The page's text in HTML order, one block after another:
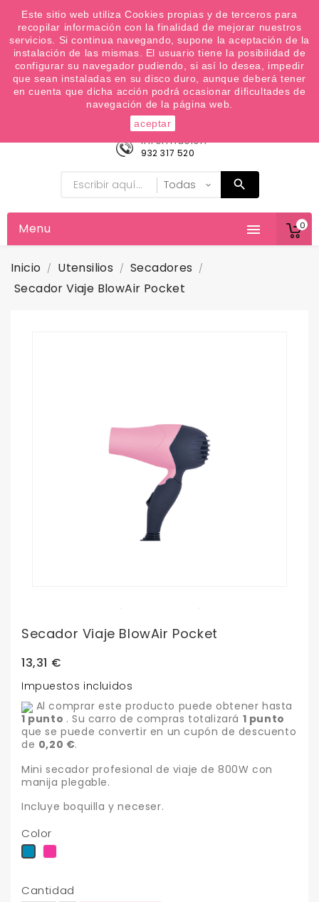
¿Quiere conocer las próximas ofertas del fin de
semana? Apúntate a nuestra Newsletter
Favoritos (0)

0
Información
932 317 520

Menu
Inicio Utensilios
Secadores
Secador Viaje BlowAir Pocket
Secador Viaje BlowAir Pocket
13,31 €
Impuestos incluidos
Al comprar este producto puede obtener hasta
1 punto . Su carro de compras totalizará 1 punto
que se puede convertir en un cupón de descuento
de 0,20 €.
Mini secador profesional de viaje de 800W con
manija plegable.
Incluye boquilla y neceser.
Color
azulrosa
Cantidad
Este sitio web utiliza Cookies propias y de terceros para
recopilar información con la finalidad de mejorar nuestros
servicios. Si continua navegando, supone la aceptación de la
instalación de las mismas. El usuario tiene la posibilidad de
configurar su navegador pudiendo, si así lo desea, impedir
que sean instaladas en su disco duro, aunque deberá tener
en cuenta que dicha acción podrá ocasionar dificultades de
navegación de la página web.
aceptar